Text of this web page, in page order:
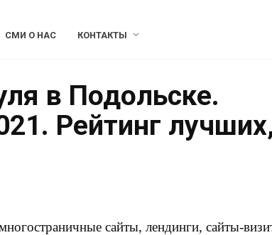
СМИ О НАС КОНТАКТЫ
в Подольске.
Рейтинг лучших,
сайты, лендинги, сайты-